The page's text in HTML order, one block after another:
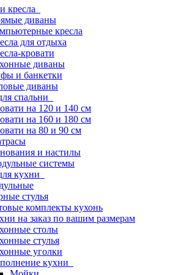
кресла
диваны
кресла
для отдыха
кровати
диваны
и банкетки
диваны
спальни
на 120 и 140 см
на 160 и 180 см
на 80 и 90 см
и настилы
системы
кухни
стулья
комплекты кухонь
на заказ по вашим размерам
столы
стулья
уголки
кухни